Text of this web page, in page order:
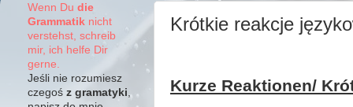
Krótkie reakcje
Kurze Reaktionen/
Wenn Du die
Grammatik nicht
verstehst, schreib
mir, ich helfe Dir
gerne.
Jeśli nie rozumiesz
czegoś z gramatyki